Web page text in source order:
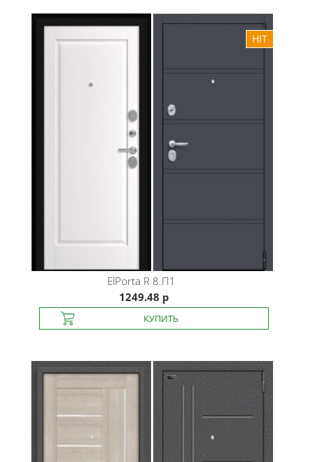
ElPorta R 8.П1
1249.48 р